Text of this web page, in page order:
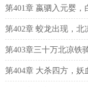
第401章 嬴驷入元婴，
第402章 蛟龙出现，北
第403章三十万北凉铁
第404章 大杀四方，妖